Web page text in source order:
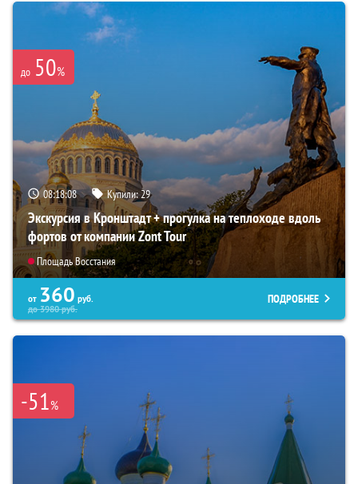
до 50%
08:18:06 Купили:29
Экскурсия в Кронштадт + прогулка на теплоходе вдоль
фортов от компании Zont Tour
Площадь Восстания
от 360 руб.
до3980руб.
ПОДРОБНЕЕ
-51%